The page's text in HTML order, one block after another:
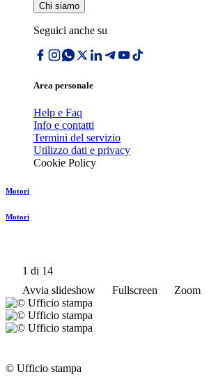
Chi siamo
Seguici anche su
Area personale
Help e Faq
Info e contatti
Termini del servizio
Utilizzo dati e privacy
Cookie Policy
Motori
Motori
1 di 14
Avvia slideshow
Fullscreen Zoom
© Ufficio stampa